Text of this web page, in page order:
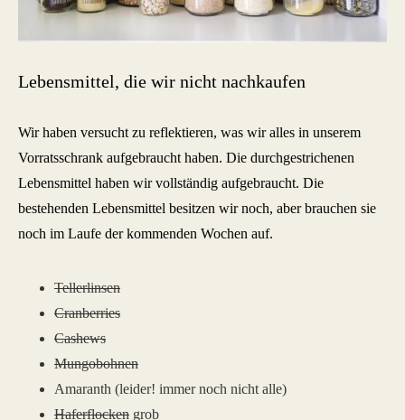
Lebensmittel, die wir nicht nachkaufen
Wir haben versucht zu reflektieren, was wir alles in unserem
Vorratsschrank aufgebraucht haben. Die durchgestrichenen
Lebensmittel haben wir vollständig aufgebraucht. Die
bestehenden Lebensmittel besitzen wir noch, aber brauchen sie
noch im Laufe der kommenden Wochen auf.
Tellerlinsen
Cranberries
Cashews
Mungobohnen
Amaranth (leider! immer noch nicht alle)
Haferflocken grob